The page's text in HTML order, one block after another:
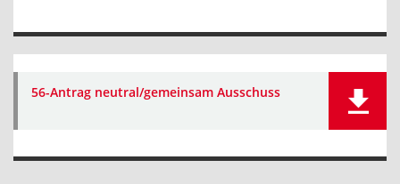
56-Antrag neutral/gemeinsam Ausschuss